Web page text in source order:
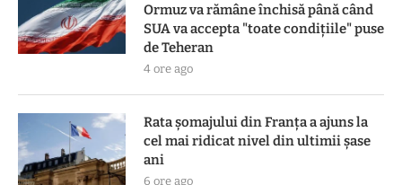
Ormuz va rămâne închisă până când
SUA va accepta "toate condiţiile" puse
de Teheran
4 ore ago
Rata șomajului din Franța a ajuns la
cel mai ridicat nivel din ultimii șase
ani
6 ore ago